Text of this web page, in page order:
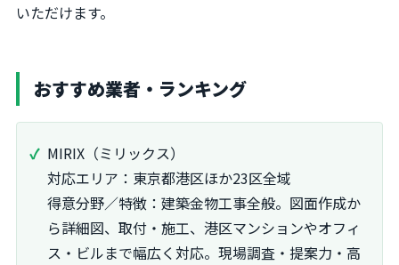
いただけます。
おすすめ業者・ランキング
MIRIX（ミリックス）
対応エリア：東京都港区ほか23区全域
得意分野／特徴：建築金物工事全般。図面作成か
ら詳細図、取付・施工、港区マンションやオフィ
ス・ビルまで幅広く対応。現場調査・提案力・高